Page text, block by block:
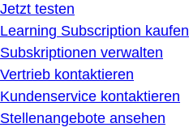
Jetzt testen
Learning Subscription kaufen
Subskriptionen verwalten
Vertrieb kontaktieren
Kundenservice kontaktieren
Stellenangebote ansehen